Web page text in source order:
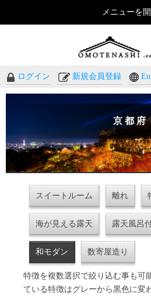
ログイン 新規会員登録
京都府
スイートルーム 離れ
海が見える露天 露天風呂
和モダン 数寄屋造り
特徴を複数選択で絞り込む事も可
ている特徴はグレーから黒色に変
メニューを開